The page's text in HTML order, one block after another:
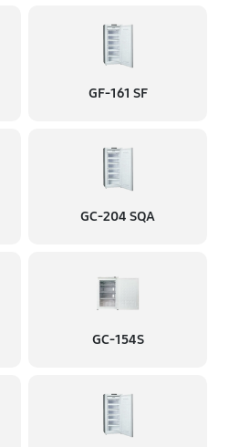
GF-161 SF
GC-204 SQA
GC-154S